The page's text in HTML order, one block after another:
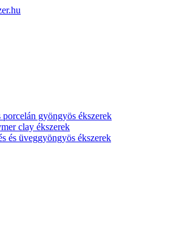
porcelán gyöngyös ékszerek
clay ékszerek
és üveggyöngyös ékszerek